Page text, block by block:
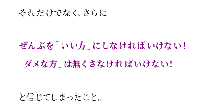
それだけでなく、さらに
ぜんぶを「いい方」にしなければいけない！
「ダメな方」は無くさなければいけない！
と信じてしまったこと。